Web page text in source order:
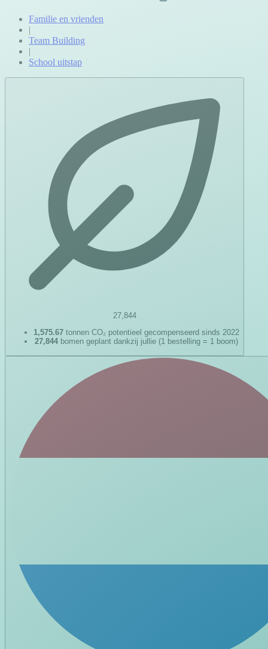
Familie en vrienden
|
Team Building
|
School uitstap
27,844
1,575.67 tonnen CO₂ potentieel gecompenseerd sinds 2022
27,844 bomen geplant dankzij jullie (1 bestelling = 1 boom)